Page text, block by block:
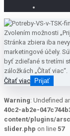
Zvolením možnosti
Stránka zbiera iba
marketingové účely.
byť zdieľané s tretími
záložkách „Čítať viac“.
Čítať viac Prijať
Warning: Undefined
40c2-ab2e-
content/plugins/
slider.php on line 57